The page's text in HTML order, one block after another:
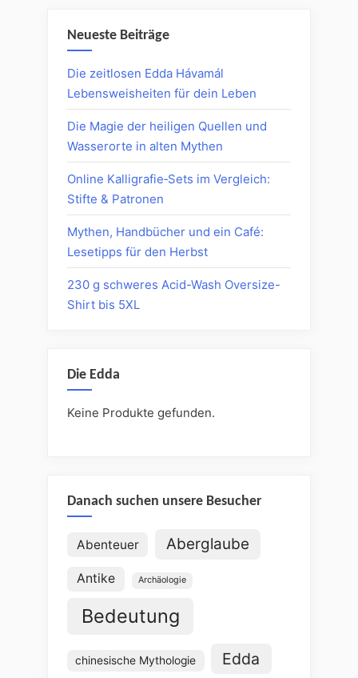
Neueste Beiträge
Die zeitlosen Edda Hávamál
Lebensweisheiten für dein Leben
Die Magie der heiligen Quellen und
Wasserorte in alten Mythen
Online Kalligrafie‑Sets im Vergleich:
Stifte & Patronen
Mythen, Handbücher und ein Café:
Lesetipps für den Herbst
230 g schweres Acid-Wash Oversize-
Shirt bis 5XL
Die Edda
Keine Produkte gefunden.
Danach suchen unsere Besucher
Abenteuer Aberglaube
Antike Archäologie
Bedeutung
chinesische Mythologie Edda